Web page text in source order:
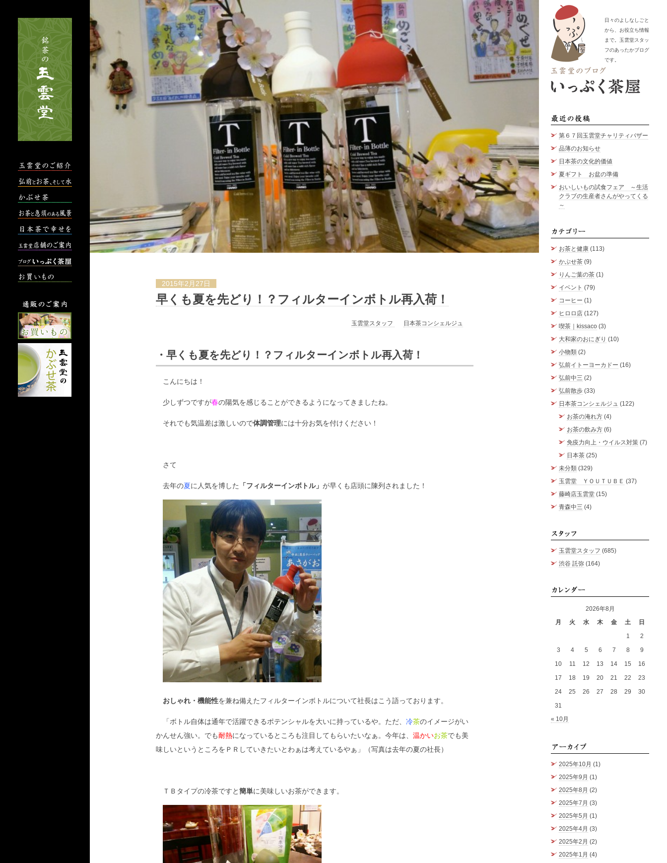
2015年2月27日
早くも夏を先どり！？フィルターインボトル再入荷！
玉雲堂スタッフ 日本茶コンシェルジュ
・早くも夏を先どり！？フィルターインボトル再入荷！
こんにちは！
少しずつですが春の陽気を感じることができるようになってきましたね。
それでも気温差は激しいので体調管理には十分お気を付けください！
さて
去年の夏に人気を博した 「フィルターインボトル」 が早くも店頭に陳列されました！
おしゃれ・機能性を兼ね備えたフィルターインボトルについて社長はこう語っております。
「ボトル自体は通年で活躍できるポテンシャルを大いに持っているや。ただ、 冷茶のイメージがい
かんせん強い。でも耐熱になっているところも注目してもらいたいなぁ。今年は、 温かいお茶でも美
味しいというところをＰＲしていきたいとわぁは考えているやぁ」（写真は去年の夏の社長）
ＴＢタイプの冷茶ですと簡単に美味しいお茶ができます。
日々のよしなしごと
から、お役立ち情報
まで。玉雲堂スタッ
フのあったかブログ
です。
第６７回玉雲堂チャリティバザー
品薄のお知らせ
日本茶の文化的価値
夏ギフト お盆の準備
おいしいもの試食フェア ～生活
クラブの生産者さんがやってくる
～
お茶と健康 (113)
かぶせ茶 (9)
りんご葉の茶 (1)
イベント (79)
コーヒー (1)
ヒロロ店 (127)
喫茶｜kissaco (3)
大和家のおにぎり (10)
小物類 (2)
弘前イトーヨーカドー (16)
弘前中三 (2)
弘前散歩 (33)
日本茶コンシェルジュ (122)
お茶の淹れ方 (4)
お茶の飲み方 (6)
免疫力向上・ウイルス対策 (7)
日本茶 (25)
未分類 (329)
玉雲堂 ＹＯＵＴＵＢＥ (37)
藤崎店玉雲堂 (15)
青森中三 (4)
玉雲堂スタッフ (685)
渋谷 託弥 (164)
2026年8月
月
火 水 木 金 土
日
1
2
3
4 5 6 7 8
9
10
11 12 13 14 15
16
17
18 19 20 21 22
23
24
25 26 27 28 29
30
31
« 10月
2025年10月 (1)
2025年9月 (1)
2025年8月 (2)
2025年7月 (3)
2025年5月 (1)
2025年4月 (3)
2025年2月 (2)
2025年1月 (4)